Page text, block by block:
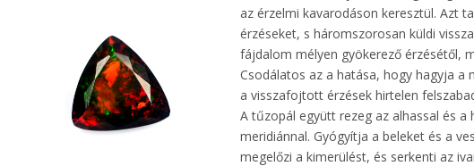
az érzelmi kavarodáson keresztül. Azt
érzéseket, s háromszorosan küldi
fájdalom mélyen gyökerező érzésétől,
Csodálatos az a hatása, hogy hagyja
a visszafojtott érzések hirtelen
A tűzopál együtt rezeg az alhassal és
meridiánnal. Gyógyítja a beleket és a
megelőzi a kimerülést, és serkenti az